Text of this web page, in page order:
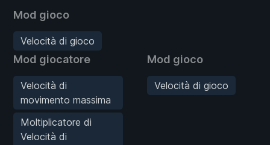
Mod gioco
Velocità di gioco
Mod giocatore
Velocità di
movimento massima
Moltiplicatore di
Velocità di
Mod gioco
Velocità di gioco